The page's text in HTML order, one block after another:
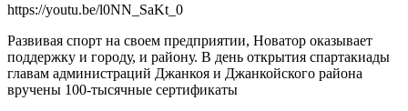
https://youtu.be/l0NN_SaKt_0
Развивая спорт на своем предприятии, Новатор оказывает
поддержку и городу, и району. В день открытия спартакиады
главам администраций Джанкоя и Джанкойского района
вручены 100-тысячные сертификаты